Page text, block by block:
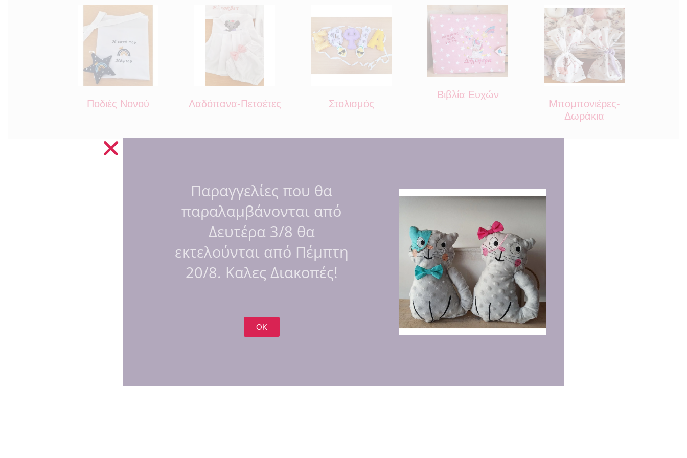
Ποδιές Νονού Λαδόπανα-Πετσέτες Στολισμός
Βιβλία Ευχών
Μπομπονιέρες-
Δωράκια
Παραγγελίες που θα
παραλαμβάνονται από
Δευτέρα 3/8 θα
εκτελούνται από Πέμπτη
20/8. Καλες Διακοπές!
OK